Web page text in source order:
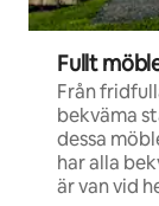
Fullt
Från
bekväma
dessa
har alla
är van vid